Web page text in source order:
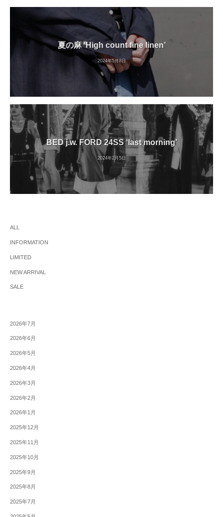
夏の麻 ‘High count fine linen’
2024年5月8日
BED j.w. FORD 24SS ‘last morning’
2024年2月5日
ALL
INFORMATION
LIMITED
NEW ARRIVAL
SALE
2026年7月
2026年6月
2026年5月
2026年4月
2026年3月
2026年2月
2026年1月
2025年12月
2025年11月
2025年10月
2025年9月
2025年8月
2025年7月